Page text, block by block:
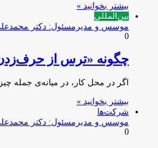
بیشتر بخوانید »
بین‌المللی
موسس و مدیرمسئول: دکتر محمدعلی
0
چگونه «ترس از
اگر در محل کار، در میانه‌ی جمله
بیشتر بخوانید »
شرکت‌ها
موسس و مدیرمسئول: دکتر محمدعلی
0